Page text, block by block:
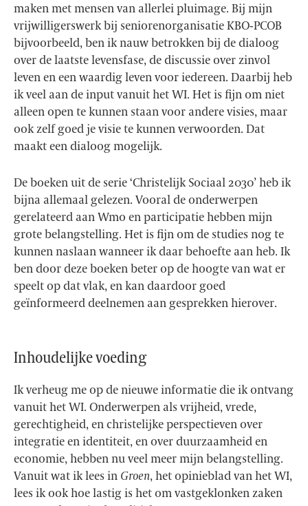
maken met mensen van allerlei pluimage. Bij mijn
vrijwilligerswerk bij seniorenorganisatie KBO-PCOB
bijvoorbeeld, ben ik nauw betrokken bij de dialoog
over de laatste levensfase, de discussie over zinvol
leven en een waardig leven voor iedereen. Daarbij heb
ik veel aan de input vanuit het WI. Het is fijn om niet
alleen open te kunnen staan voor andere visies, maar
ook zelf goed je visie te kunnen verwoorden. Dat
maakt een dialoog mogelijk.
De boeken uit de serie ‘Christelijk Sociaal 2030’ heb ik
bijna allemaal gelezen. Vooral de onderwerpen
gerelateerd aan Wmo en participatie hebben mijn
grote belangstelling. Het is fijn om de studies nog te
kunnen naslaan wanneer ik daar behoefte aan heb. Ik
ben door deze boeken beter op de hoogte van wat er
speelt op dat vlak, en kan daardoor goed
geïnformeerd deelnemen aan gesprekken hierover.
Inhoudelijke voeding
Ik verheug me op de nieuwe informatie die ik ontvang
vanuit het WI. Onderwerpen als vrijheid, vrede,
gerechtigheid, en christelijke perspectieven over
integratie en identiteit, en over duurzaamheid en
economie, hebben nu veel meer mijn belangstelling.
Vanuit wat ik lees in Groen, het opinieblad van het WI,
lees ik ook hoe lastig is het om vastgeklonken zaken